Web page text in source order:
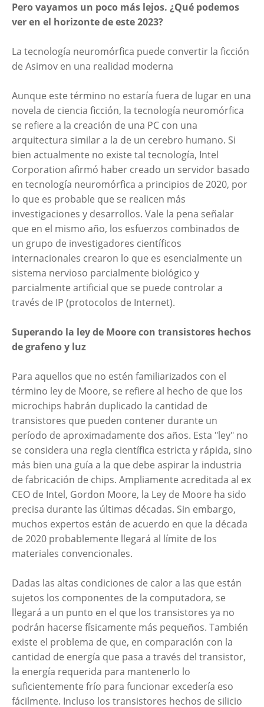
Pero vayamos un poco más lejos. ¿Qué podemos
ver en el horizonte de este 2023?
La tecnología neuromórfica puede convertir la ficción
de Asimov en una realidad moderna
Aunque este término no estaría fuera de lugar en una
novela de ciencia ficción, la tecnología neuromórfica
se refiere a la creación de una PC con una
arquitectura similar a la de un cerebro humano. Si
bien actualmente no existe tal tecnología, Intel
Corporation afirmó haber creado un servidor basado
en tecnología neuromórfica a principios de 2020, por
lo que es probable que se realicen más
investigaciones y desarrollos. Vale la pena señalar
que en el mismo año, los esfuerzos combinados de
un grupo de investigadores científicos
internacionales crearon lo que es esencialmente un
sistema nervioso parcialmente biológico y
parcialmente artificial que se puede controlar a
través de IP (protocolos de Internet).
Superando la ley de Moore con transistores hechos
de grafeno y luz
Para aquellos que no estén familiarizados con el
término ley de Moore, se refiere al hecho de que los
microchips habrán duplicado la cantidad de
transistores que pueden contener durante un
período de aproximadamente dos años. Esta "ley" no
se considera una regla científica estricta y rápida, sino
más bien una guía a la que debe aspirar la industria
de fabricación de chips. Ampliamente acreditada al ex
CEO de Intel, Gordon Moore, la Ley de Moore ha sido
precisa durante las últimas décadas. Sin embargo,
muchos expertos están de acuerdo en que la década
de 2020 probablemente llegará al límite de los
materiales convencionales.
Dadas las altas condiciones de calor a las que están
sujetos los componentes de la computadora, se
llegará a un punto en el que los transistores ya no
podrán hacerse físicamente más pequeños. También
existe el problema de que, en comparación con la
cantidad de energía que pasa a través del transistor,
la energía requerida para mantenerlo lo
suficientemente frío para funcionar excedería eso
fácilmente. Incluso los transistores hechos de silicio